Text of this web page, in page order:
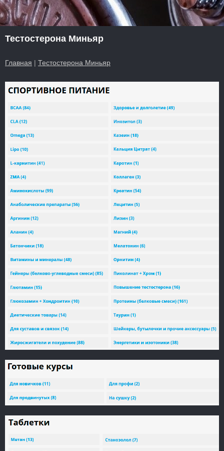
Тестостерона Миньяр
Главная | Тестостерона Миньяр